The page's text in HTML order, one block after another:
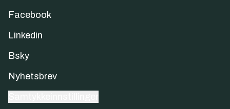
Facebook
Linkedin
Bsky
Nyhetsbrev